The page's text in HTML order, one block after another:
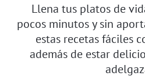
Llena tus platos de
pocos minutos y sin
estas recetas fáciles
además de estar